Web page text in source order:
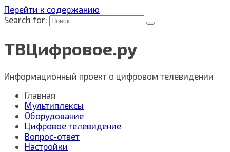
Перейти к содержанию
Search for:
ТВЦифровое.ру
Информационный проект о цифровом телевидении
Главная
Мультиплексы
Оборудование
Цифровое телевидение
Вопрос-ответ
Настройки